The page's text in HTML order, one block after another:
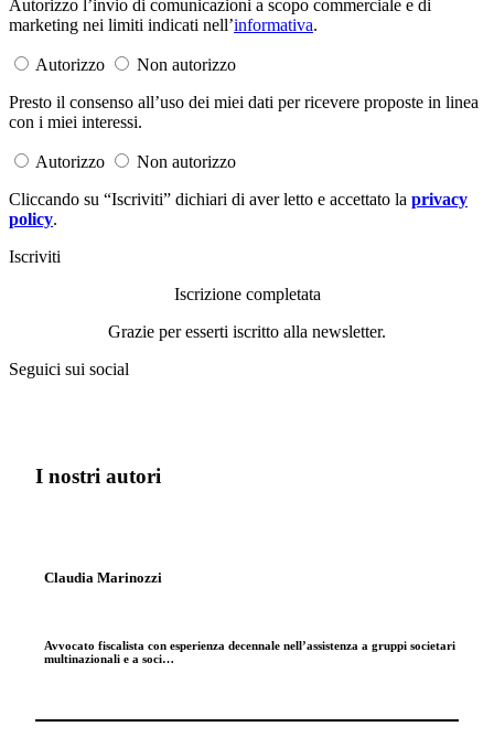
Autorizzo l’invio di comunicazioni a scopo commerciale e di
marketing nei limiti indicati nell’informativa.
Autorizzo
Non autorizzo
Presto il consenso all’uso dei miei dati per ricevere proposte in linea
con i miei interessi.
Autorizzo
Non autorizzo
Cliccando su “Iscriviti” dichiari di aver letto e accettato la privacy
policy.
Iscriviti
Iscrizione completata
Grazie per esserti iscritto alla newsletter.
Seguici sui social
I nostri autori
Claudia Marinozzi
Avvocato fiscalista con esperienza decennale nell’assistenza a gruppi societari
multinazionali e a soci…